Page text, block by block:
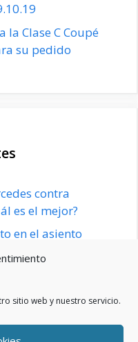
sitio web y nuestro servicio.
Clase C Coupé
su pedido
contra
es el mejor?
en el asiento
a